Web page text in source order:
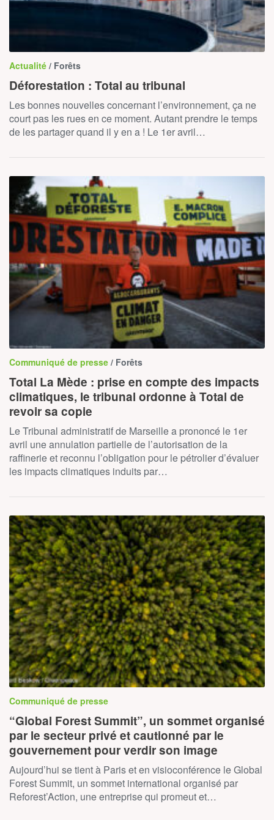
Actualité / Forêts
Déforestation : Total au tribunal
Les bonnes nouvelles concernant l’environnement, ça ne
court pas les rues en ce moment. Autant prendre le temps
de les partager quand il y en a ! Le 1er avril…
Communiqué de presse / Forêts
Total La Mède : prise en compte des impacts
climatiques, le tribunal ordonne à Total de
revoir sa copie
Le Tribunal administratif de Marseille a prononcé le 1er
avril une annulation partielle de l’autorisation de la
raffinerie et reconnu l’obligation pour le pétrolier d’évaluer
les impacts climatiques induits par…
Communiqué de presse
“Global Forest Summit”, un sommet organisé
par le secteur privé et cautionné par le
gouvernement pour verdir son image
Aujourd’hui se tient à Paris et en visioconférence le Global
Forest Summit, un sommet international organisé par
Reforest’Action, une entreprise qui promeut et…